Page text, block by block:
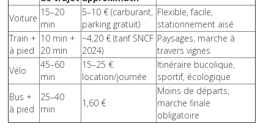
Voiture
15–20
min
5–10 € (carburant,
parking gratuit)
Flexible, facile,
stationnement aisé
Train +
à pied
10 min +
20 min
~4,20 € (tarif SNCF
2024)
Paysages, marche à
travers vignes
Vélo
45–60
min
15–25 €
location/journée
Itinéraire bucolique,
sportif, écologique
Bus +
à pied
25–40
min
1,60 €
Moins de départs,
marche finale
obligatoire